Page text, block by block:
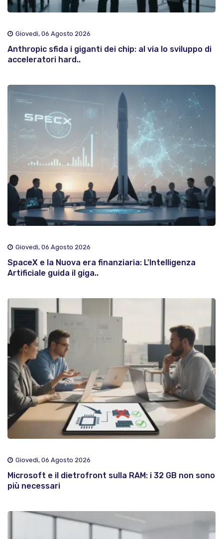
Giovedì, 06 Agosto 2026
Anthropic sfida i giganti dei chip: al via lo sviluppo di
acceleratori hard..
Giovedì, 06 Agosto 2026
SpaceX e la Nuova era finanziaria: L'Intelligenza
Artificiale guida il giga..
Giovedì, 06 Agosto 2026
Microsoft e il dietrofront sulla RAM: i 32 GB non sono
più necessari